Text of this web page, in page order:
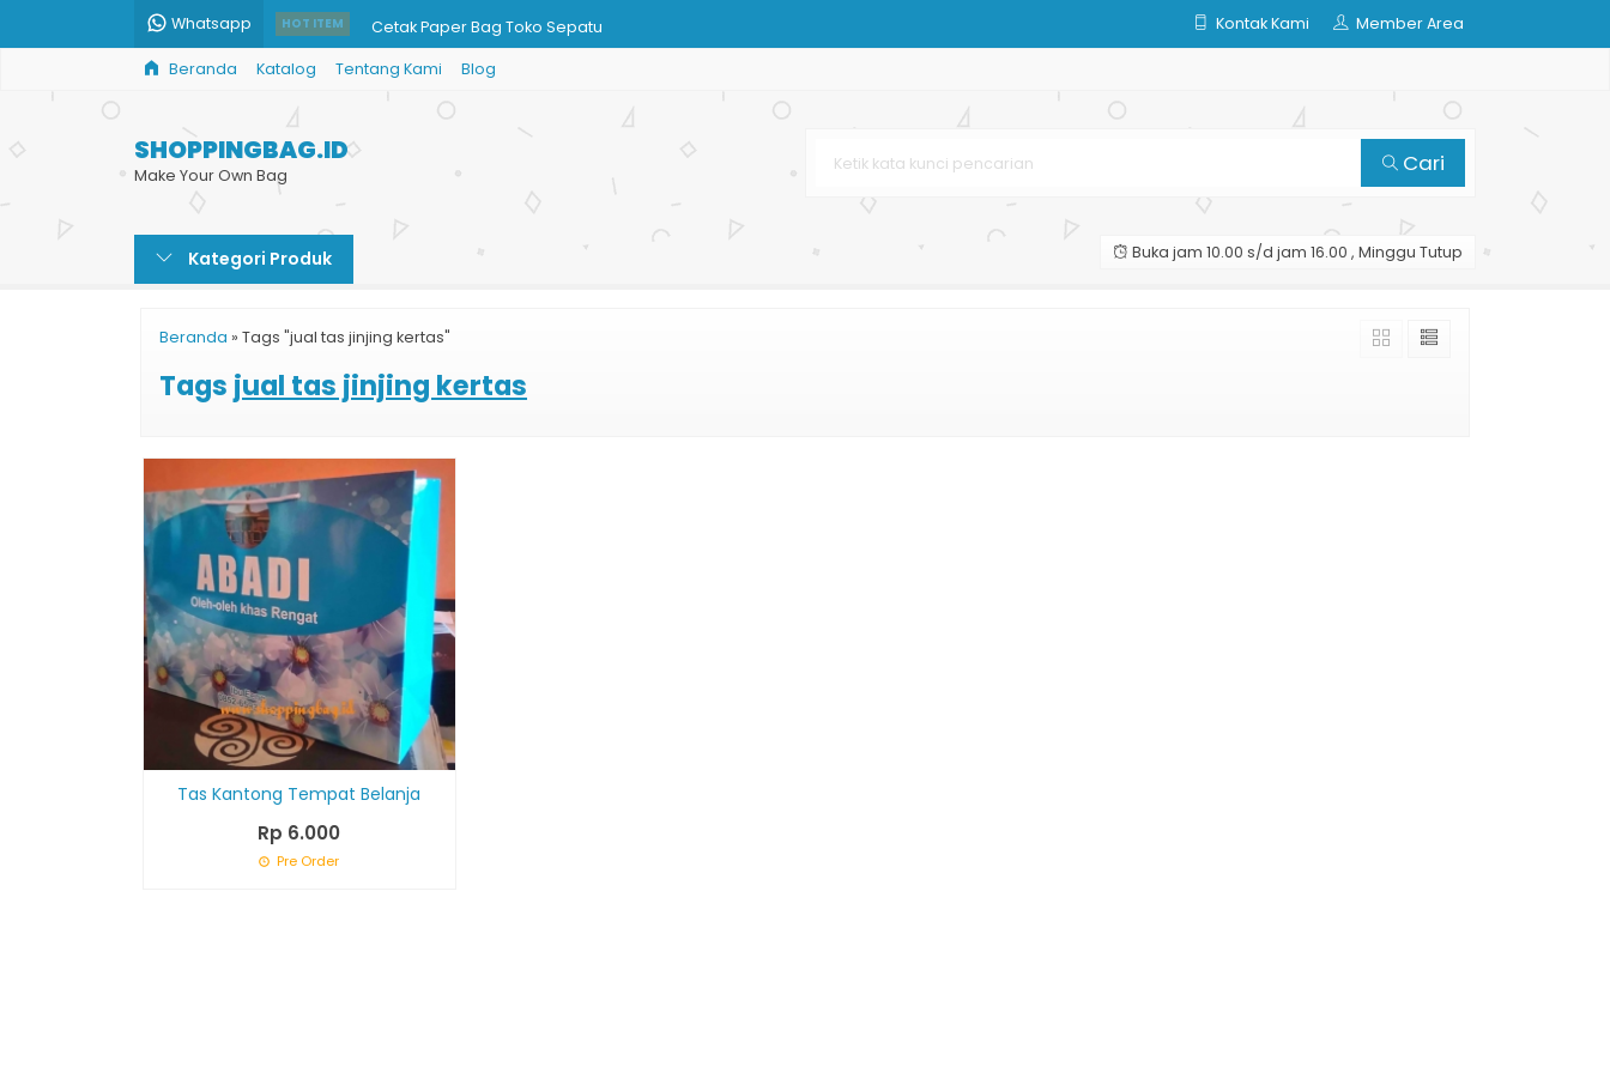
Whatsapp HOT ITEM Cetak Paper Bag Toko Sepatu
Shopping Bag Murah
Custom Paper Bag Karton
Shopping Bag Harga Terbaru
Harga Tas Kertas Kecil
Kontak Kami Member Area
Beranda Katalog Tentang Kami Blog
SHOPPINGBAG.ID
Make Your Own Bag Cari
Kategori Produk Buka jam 10.00 s/d jam 16.00 , Minggu Tutup
Beranda » Tags "jual tas jinjing kertas"
Tags jual tas jinjing kertas
Tas Kantong Tempat Belanja
Rp 6.000
Pre Order